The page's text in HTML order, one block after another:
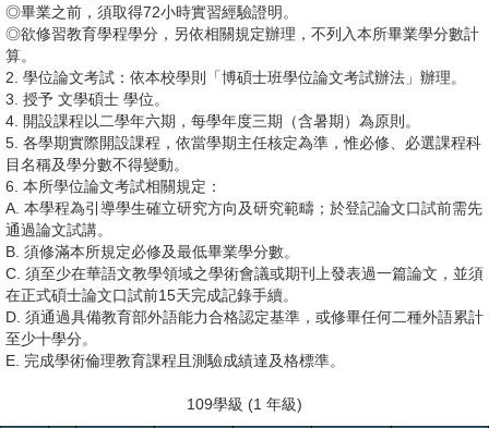
◎畢業之前，須取得72小時實習經驗證明。
◎欲修習教育學程學分，另依相關規定辦理，不列入本所畢業學分數計
算。
2. 學位論文考試：依本校學則「博碩士班學位論文考試辦法」辦理。
3. 授予 文學碩士 學位。
4. 開設課程以二學年六期，每學年度三期（含暑期）為原則。
5. 各學期實際開設課程，依當學期主任核定為準，惟必修、必選課程科
目名稱及學分數不得變動。
6. 本所學位論文考試相關規定：
A. 本學程為引導學生確立研究方向及研究範疇；於登記論文口試前需先
通過論文試講。
B. 須修滿本所規定必修及最低畢業學分數。
C. 須至少在華語文教學領域之學術會議或期刊上發表過一篇論文，並須
在正式碩士論文口試前15天完成記錄手續。
D. 須通過具備教育部外語能力合格認定基準，或修畢任何二種外語累計
至少十學分。
E. 完成學術倫理教育課程且測驗成績達及格標準。
109學級 (1 年級)